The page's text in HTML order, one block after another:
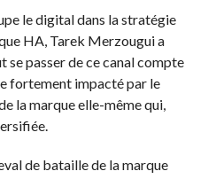
le digital dans la stratégie
HA, Tarek Merzougui a
se passer de ce canal compte
fortement impacté par le
la marque elle-même qui,
de bataille de la marque